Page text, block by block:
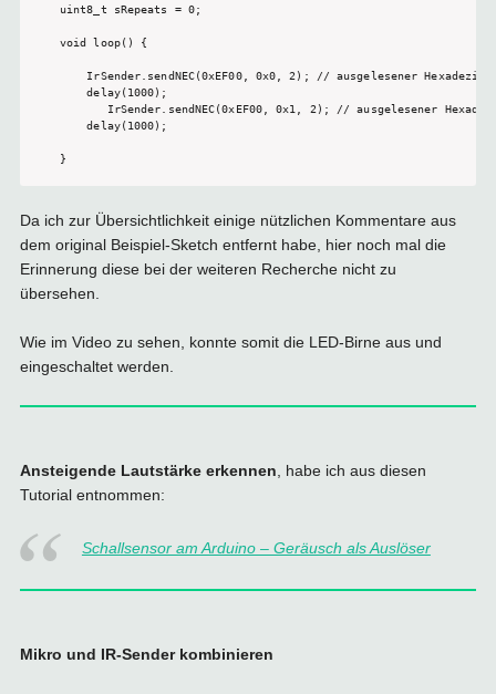
uint8_t sRepeats = 0;
void loop() {
IrSender.sendNEC(0xEF00, 0x0, 2); // ausgelesener
    delay(1000);
IrSender.sendNEC(0xEF00, 0x1, 2); // ausgelesener
    delay(1000);
Da ich zur Übersichtlichkeit einige nützlichen Kommentare aus
dem original Beispiel-Sketch entfernt habe, hier noch mal die
Erinnerung diese bei der weiteren Recherche nicht zu
übersehen.
Wie im Video zu sehen, konnte somit die LED-Birne aus und
eingeschaltet werden.
Ansteigende Lautstärke erkennen , habe ich aus diesen
Tutorial entnommen:
Schallsensor am Arduino – Geräusch als Auslöser
Mikro und IR-Sender kombinieren